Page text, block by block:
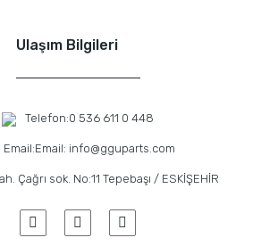
Ulaşım Bilgileri
Telefon:0 536 611 0 448
Email:Email: info@gguparts.com
Çağrı sok. No:11 Tepebaşı / ESKİŞEHİR